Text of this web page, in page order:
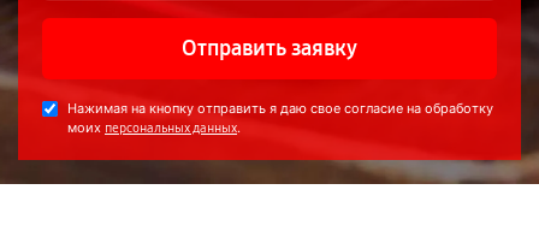
Отправить заявку
Нажимая на кнопку отправить я даю свое согласие на обработку
моих персональных данных.